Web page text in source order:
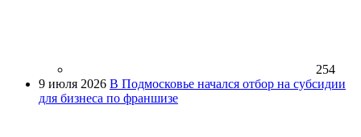
254
9 июля 2026 В Подмосковье начался отбор на субсидии
для бизнеса по франшизе